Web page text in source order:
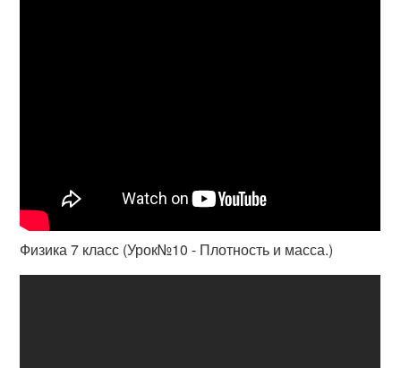
Физика 7 класс (Урок№10 - Плотность и масса.)